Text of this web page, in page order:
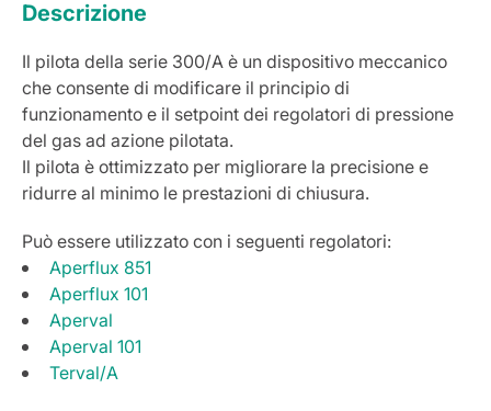
Descrizione
Il pilota della serie 300/A è un dispositivo meccanico
che consente di modificare il principio di
funzionamento e il setpoint dei regolatori di pressione
del gas ad azione pilotata.
Il pilota è ottimizzato per migliorare la precisione e
ridurre al minimo le prestazioni di chiusura.
Può essere utilizzato con i seguenti regolatori:
Aperflux 851
Aperflux 101
Aperval
Aperval 101
Terval/A